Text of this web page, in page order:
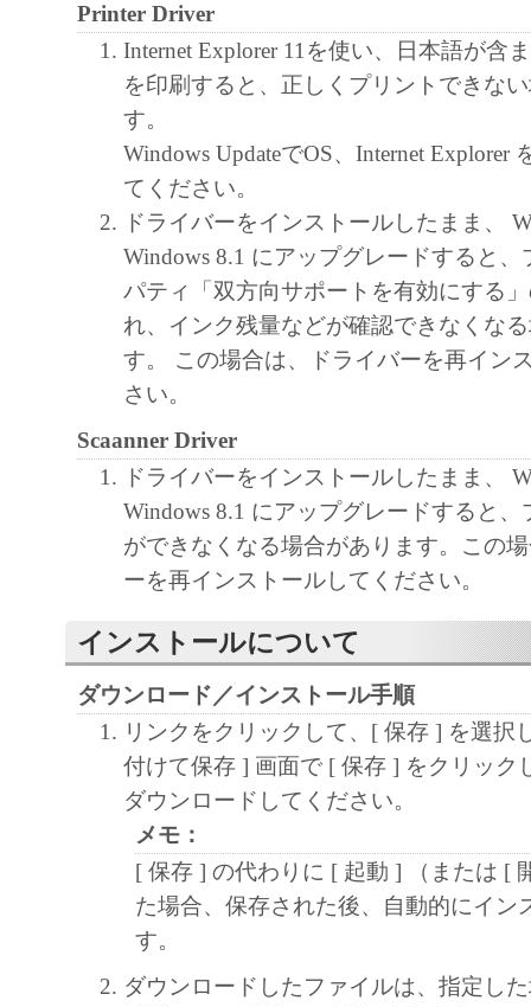
ノン製品を利用する目的で本ソフトウ
独占的権利を許諾します。
ユーザーは、本ソフトウェアの全部ま
改変、リバース・エンジニアリング、
は逆アセンブル等することはできませ
キヤノン、キヤノンマーケティングジ
よびキヤノンのライセンサーは、本ソ
ザーの特定の目的のために適当である
用であること、または本ソフトウェア
と、その他本ソフトウェアに関してい
しません。
キヤノン、キヤノンマーケティングジ
よびキヤノンのライセンサーは、本ソ
に付随または関連して生ずる直接的ま
失、損害等について、いかなる場合に
任を負いません。
ユーザーは、日本国政府または該当国
一部を、直接または間接に輸出しては
Printer Driver
Internet Explorer 11を使い、日本語が含
を印刷すると、正しくプリントできな
す。
Windows UpdateでOS、Internet Explorer
てください。
ドライバーをインストールしたまま、
Windows 8.1 にアップグレードすると
パティ「双方向サポートを有効にする
れ、インク残量などが確認できなくな
す。 この場合は、ドライバーを再イン
さい。
Scaanner Driver
ドライバーをインストールしたまま、
Windows 8.1 にアップグレードすると
ができなくなる場合があります。この
ーを再インストールしてください。
インストールについて
ダウンロード／インストール手順
リンクをクリックして、[ 保存 ] を選択
付けて保存 ] 画面で [ 保存 ] をクリック
ダウンロードしてください。
メモ：
[ 保存 ] の代わりに [ 起動 ] （または [
た場合、保存された後、自動的にイン
す。
ダウンロードしたファイルは、指定し